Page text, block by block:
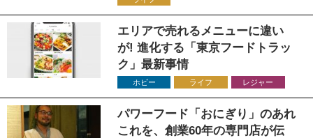
エリアで売れるメニューに違い
が! 進化する「東京フードトラッ
ク」最新事情
ホビー ライフ レジャー
パワーフード「おにぎり」のあれ
これを、創業60年の専門店が伝